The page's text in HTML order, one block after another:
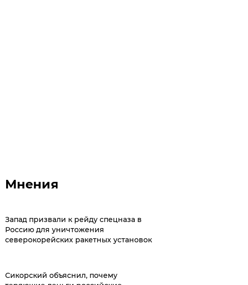
Мнения
Запад призвали к рейду спецназа в
Россию для уничтожения
северокорейских ракетных установок
Сикорский объяснил, почему